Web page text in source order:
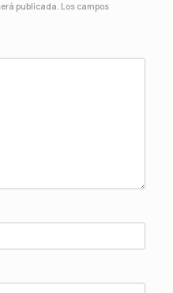
publicada. Los campos